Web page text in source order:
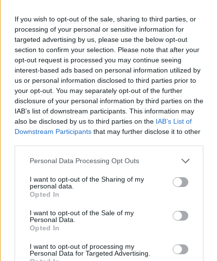
If you wish to opt-out of the sale, sharing to third parties, or
processing of your personal or sensitive information for
targeted advertising by us, please use the below opt-out
section to confirm your selection. Please note that after your
opt-out request is processed you may continue seeing
interest-based ads based on personal information utilized by
us or personal information disclosed to third parties prior to
your opt-out. You may separately opt-out of the further
disclosure of your personal information by third parties on the
IAB’s list of downstream participants. This information may
also be disclosed by us to third parties on the IAB’s List of
Downstream Participants that may further disclose it to other
Please note that this website/app uses one or more Google
not limited to your visit or usage behaviour. You may click to
grant or deny consent to Google and its third-party tags to
use your data for below specified purposes in below Google
consent section.
Personal Data Processing Opt Outs
I want to opt-out of the Sharing of my
personal data.
Opted In
I want to opt-out of the Sale of my
Personal Data.
Opted In
I want to opt-out of processing my
Personal Data for Targeted Advertising.